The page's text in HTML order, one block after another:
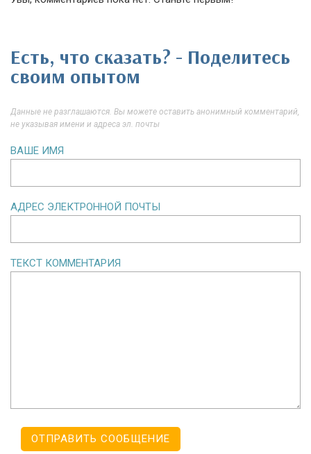
Есть, что сказать? - Поделитесь
своим опытом
Данные не разглашаются. Вы можете оставить анонимный комментарий,
не указывая имени и адреса эл. почты
ВАШЕ ИМЯ
АДРЕС ЭЛЕКТРОННОЙ ПОЧТЫ
ТЕКСТ КОММЕНТАРИЯ